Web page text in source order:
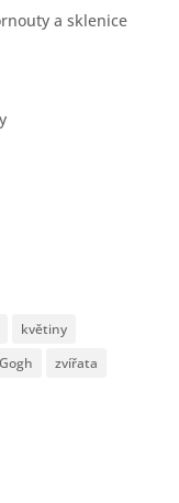
a sklenice
květiny
zvířata